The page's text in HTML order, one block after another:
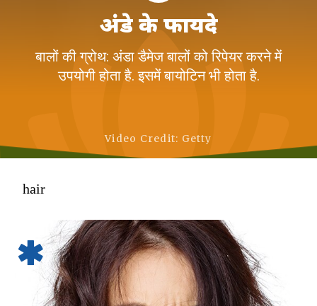
अंडे के फायदे
बालों की ग्रोथ: अंडा डैमेज बालों को रिपेयर करने में
उपयोगी होता है. इसमें बायोटिन भी होता है.
Video Credit: Getty
hair